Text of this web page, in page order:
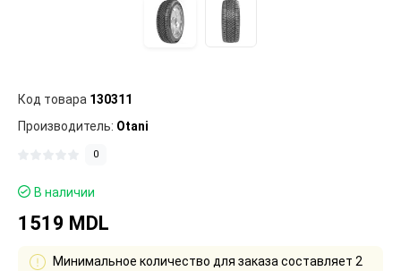
Код товара 130311
Производитель: Otani
0
В наличии
1519 MDL
Минимальное количество для заказа составляет 2